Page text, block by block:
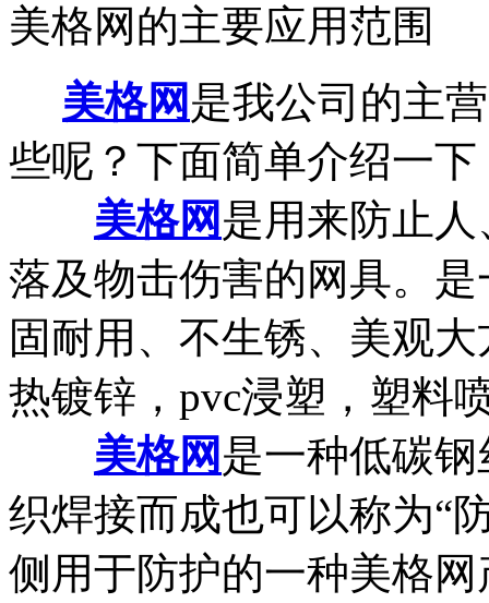
美格网的主要应用范围
美格网 是我公司的主
些呢？下面简单介绍一
美格网 是用来防止
落及物击伤害的网具。
固耐用、不生锈、美观
热镀锌，pvc浸塑，塑料
美格网 是一种低碳
织焊接而成也可以称为“
侧用于防护的一种美格网